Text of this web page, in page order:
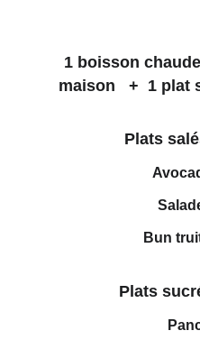
1 boisson
maison   +  1 plat
Plats
Bun
Plats